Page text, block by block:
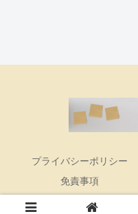
プライバシーポリシー
免責事項
Copyright © 2016 何